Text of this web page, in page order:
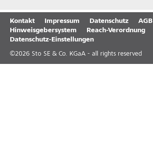
Kontakt Impressum Datenschutz
AGB
Hinweisgebersystem
Reach-Verordnung
Datenschutz-Einstellungen
©2026 Sto SE & Co. KGaA - all rights reserved